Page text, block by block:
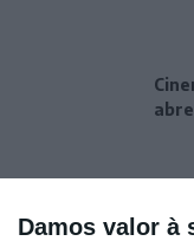
Damos valor à